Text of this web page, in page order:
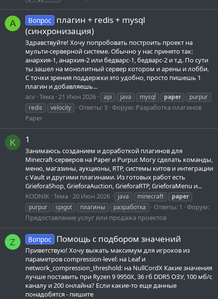
A Вопрос
плагин + redis + mysql
(синхронизация)
Здравствуйте! Хочу попробовать построить проект на
мульти-серверной системе. Обычно у нас принято так:
анархия-1, анархия-2 или бедварс-1, бедварс-2 и т.д. По сути
ты зашел на монолитный сервер котором и арены и лобби.
С точки зрения поддержки это удобно, просто пишешь 1
плагин и добавляешь...
acv Тема 21 Июн 2026 api java mysql paper
purpur
redis
velocity Ответы: 3 Форум: Разработка плагинов
Paper
K 1
Занимаюсь созданием и доработкой плагинов для
Minecraft-серверов на Paper и Purpur. Могу сделать команды,
меню, магазины, аукционы, RTP, системы китов и интеграции
с Vault и другими плагинами. Из готовых работ есть
GrieforaShop, GrieforaAuction, GrieforaRTP, GrieforaMenu и...
KODNIK Тема 20 Июн 2026 java minecraft
paper
purpur
spigot плагины разработка Ответы: 1
Форум:
Предоставление услуг или продажа проектов
Z Вопрос Помощь с подбором значений
Приветствую! Хочу выжать максимум для игроков из
параметров compression-level: на Leaf и
network_compression_threshold: на NullCordX Какие значения
лучше поставить при Ryzen 9 9950X, 36 гб DDR5 ОЗУ, 100 мб/с
каналу и 200 онлайна? Если какие-то еще данные
понадобятся - пишите